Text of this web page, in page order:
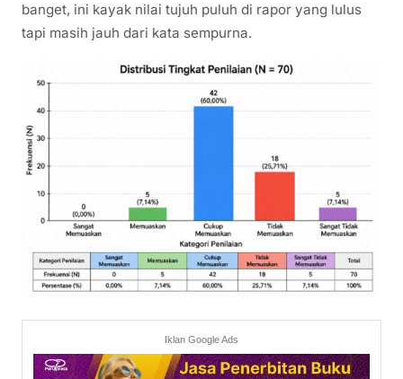
banget, ini kayak nilai tujuh puluh di rapor yang lulus
tapi masih jauh dari kata sempurna.
Iklan Google Ads